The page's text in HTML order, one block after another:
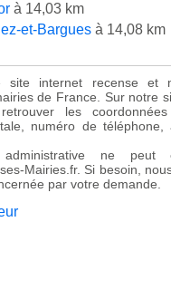
à 14,03 km
et-Bargues à 14,08 km
site internet recense et
de France. Sur notre
les
numéro de téléphone,
administrative ne peut
Mairies.fr. Si besoin,
par votre demande.